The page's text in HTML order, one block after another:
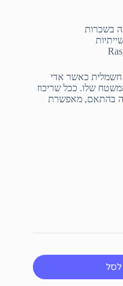
בשכרות
חשמלית כאשר אדי
שלו. ככל שריכוז
בהתאם, מאפשרת